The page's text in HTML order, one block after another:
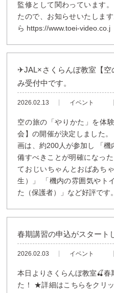
監修として関わっています
たので、お知らせいたしま
ら https://www.toei-video.co.j
✈JAL×さくらんぼ教室【空
み受付中です。
2026.02.13 イベント
空の旅の「やりかた」を体
会】の開催が決定しました
画は、約200人が参加し 「
備すべきことが明確になっ
ておじいちゃんとおばあち
生）」 「機内の雰囲気やト
た（保護者）」など好評です
春期講習の申込がスタート
2026.02.03 イベント
本日よりさくらんぼ教室🍒春
た！ ★詳細はこちらをクリ